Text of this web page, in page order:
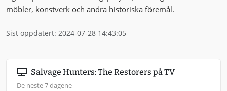
möbler, konstverk och andra historiska föremål.
Sist oppdatert: 2024-07-28 14:43:05
Salvage Hunters: The Restorers på TV
De neste 7 dagene